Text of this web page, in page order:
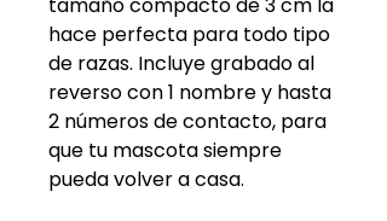
hace perfecta para todo tipo
de razas. Incluye grabado al
reverso con 1 nombre y hasta
2 números de contacto, para
que tu mascota siempre
pueda volver a casa.